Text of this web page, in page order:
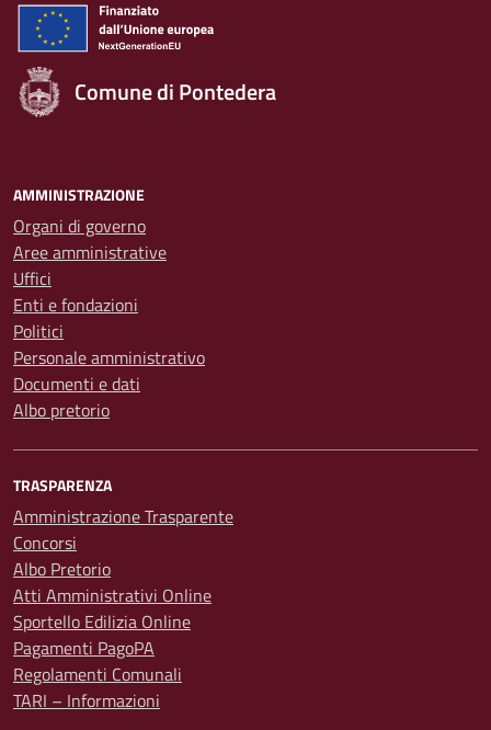
Comune di Pontedera
AMMINISTRAZIONE
Organi di governo
Aree amministrative
Uffici
Enti e fondazioni
Politici
Personale amministrativo
Documenti e dati
Albo pretorio
TRASPARENZA
Amministrazione Trasparente
Concorsi
Albo Pretorio
Atti Amministrativi Online
Sportello Edilizia Online
Pagamenti PagoPA
Regolamenti Comunali
TARI – Informazioni